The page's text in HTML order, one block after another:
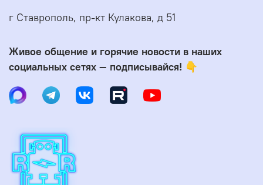
г Ставрополь, пр-кт Кулакова, д 51
Живое общение и горячие новости в наших
социальных сетях — подписывайся! 👇